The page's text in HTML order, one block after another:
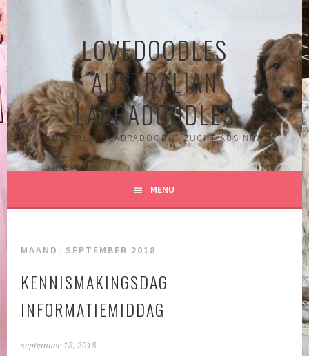
inhoud
LOVEDOODLES
AUSTRALIAN
LABRADOODLES
AUSTRALIAN LABRADOODLE ZUCHT AUS NRW
MENU
MAAND: SEPTEMBER 2018
KENNISMAKINGSDAG
INFORMATIEMIDDAG
september 18, 2018